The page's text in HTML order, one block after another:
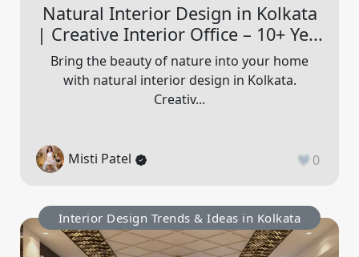
Natural Interior Design in Kolkata
| Creative Interior Office – 10+ Ye...
Bring the beauty of nature into your home
with natural interior design in Kolkata.
Creativ...
Misti Patel 0
Interior Design Trends & Ideas in Kolkata